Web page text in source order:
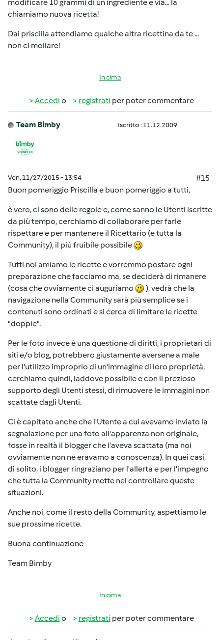
modificare 10 grammi di un ingrediente e via... la
chiamiamo nuova ricetta!
Dai priscilla attendiamo qualche altra ricettina da te ...
non ci mollare!
In cima
Accedi o registrati per poter commentare
Team Bimby Iscritto : 11.12.2009
Ven, 11/27/2015 - 13:54
#15
Buon pomeriggio Priscilla e buon pomeriggio a tutti,
è vero, ci sono delle regole e, come sanno le Utenti iscritte
da più tempo, cerchiamo di collaborare per farle
rispettare e per mantenere il Ricettario (e tutta la
Community), il più fruibile possibile
Tutti noi amiamo le ricette e vorremmo postare ogni
preparazione che facciamo ma, se deciderà di rimanere
(cosa che ovviamente ci auguriamo
), vedrà che la
navigazione nella Community sarà più semplice se i
contenuti sono ordinati e si cerca di limitare le ricette
"doppie".
Per le foto invece è una questione di diritti, i proprietari di
siti e/o blog, potrebbero giustamente aversene a male
per l'utilizzo improprio di un'immagine di loro proprietà,
cerchiamo quindi, laddove possibile e con il prezioso
supporto degli Utenti stessi, di rimuovere le immagini non
scattate dagli Utenti.
Ci è capitato anche che l'Utente a cui avevamo inviato la
segnalazione per una foto all'apparenza non originale,
fosse in realtà il blogger che l'aveva scattata (ma noi
ovviamente non ne eravamo a conoscenza). In quei casi,
di solito, i blogger ringraziano per l'allerta e per l'impegno
che tutta la Community mette nel controllare queste
situazioni.
Anche noi, come il resto della Community, aspettiamo le
sue prossime ricette.
Buona continuazione
Team Bimby
In cima
Accedi o registrati per poter commentare